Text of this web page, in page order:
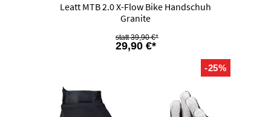
Leatt MTB 2.0 X-Flow Bike Handschuh
Granite
29,90 €*
39,90 €*
-25%